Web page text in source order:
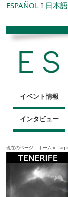
ESPAÑOL I 日本語
イベント情報
インタビュー
現在のページ : ホーム » Tag